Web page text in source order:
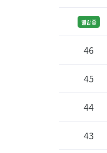
열람중
46
45
44
43